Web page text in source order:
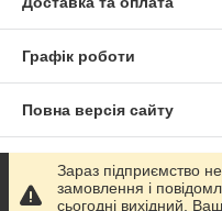
Графік роботи
Повна версія сайту
Сайт створено на
Зараз підприємство
замовлення і
сьогодні вихідний.